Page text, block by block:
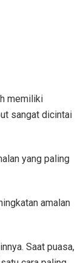
memiliki
sangat dicintai
yang paling
amalan
Saat puasa,